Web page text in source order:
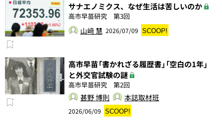
サナエノミクス、なぜ生活は苦しいのか
高市早苗研究 第3回
山﨑 慧 2026/07/09 SCOOP!
高市早苗「書かれざる履歴書」「空白の1年」
と外交官試験の謎
高市早苗研究 第2回
甚野 博則 本誌取材班
2026/06/09 SCOOP!